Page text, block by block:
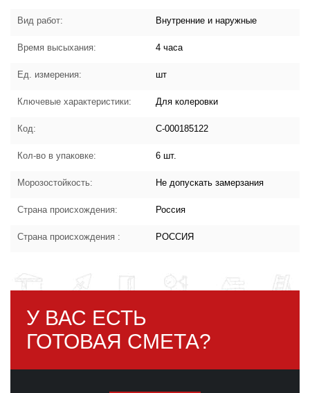
Вид работ: Внутренние и наружные
Время высыхания: 4 часа
Ед. измерения: шт
Ключевые характеристики: Для колеровки
Код: С-000185122
Кол-во в упаковке: 6 шт.
Морозостойкость: Не допускать замерзания
Страна происхождения: Россия
Страна происхождения : РОССИЯ
У ВАС ЕСТЬ
ГОТОВАЯ СМЕТА?